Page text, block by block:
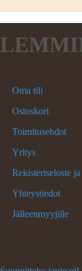
Oma tili
Ostoskori
Toimitusehdot
Yritys
Rekisteriseloste ja
Yhteystiedot
Jälleenmyyjille